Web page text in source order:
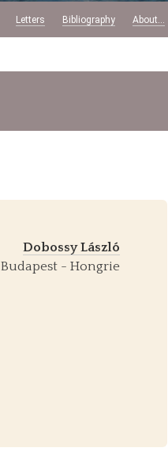
Letters Bibliography About...
Dobossy László
Budapest - Hongrie